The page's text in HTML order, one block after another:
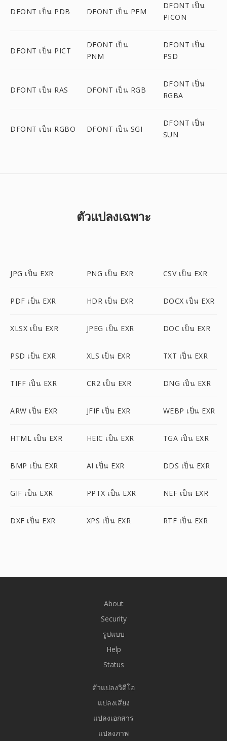
DFONT เป็น PDB DFONT เป็น PFM
DFONT เป็น
PICON
DFONT เป็น PICT
DFONT เป็น
PNM
DFONT เป็น
PSD
DFONT เป็น RAS DFONT เป็น RGB
DFONT เป็น
RGBA
DFONT เป็น RGBO DFONT เป็น SGI
DFONT เป็น
SUN
ตัวแปลงเฉพาะ
JPG เป็น EXR PNG เป็น EXR CSV เป็น EXR
PDF เป็น EXR HDR เป็น EXR DOCX เป็น EXR
XLSX เป็น EXR JPEG เป็น EXR DOC เป็น EXR
PSD เป็น EXR XLS เป็น EXR TXT เป็น EXR
TIFF เป็น EXR CR2 เป็น EXR DNG เป็น EXR
ARW เป็น EXR JFIF เป็น EXR WEBP เป็น EXR
HTML เป็น EXR HEIC เป็น EXR TGA เป็น EXR
BMP เป็น EXR AI เป็น EXR DDS เป็น EXR
GIF เป็น EXR PPTX เป็น EXR NEF เป็น EXR
DXF เป็น EXR XPS เป็น EXR RTF เป็น EXR
About
Security
รูปแบบ
Help
Status
ตัวแปลงวิดีโอ
แปลงเสียง
แปลงเอกสาร
แปลงภาพ